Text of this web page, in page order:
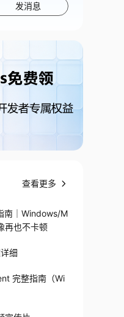
发消息
查看更多
南｜Windows/M
再也不卡顿
细
完整指南（Wi